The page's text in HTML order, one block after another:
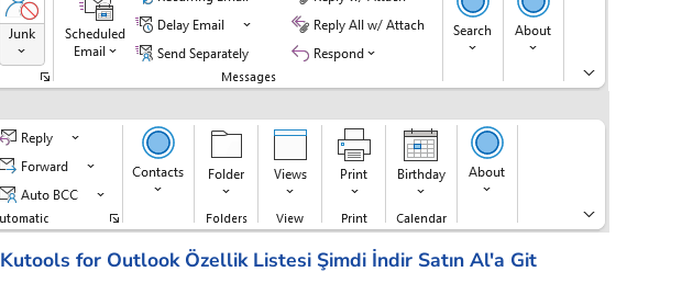
Kutools for Outlook Özellik Listesi Şimdi İndir Satın Al'a Git